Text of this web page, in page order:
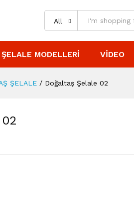
All
ŞELALE MODELLERI VIDEO
ŞELALE / Doğaltaş Şelale 02